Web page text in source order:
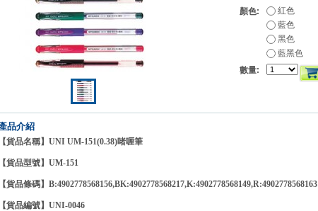
顏色:
紅色
藍色
黑色
藍黑色
數量:
品介紹
【貨品名稱】UNI UM-151(0.38)啫喱筆
【貨品型號】UM-151
【貨品條碼】B:4902778568156,BK:4902778568217,K:4902778568149,R:4902778568163
【貨品編號】UNI-0046